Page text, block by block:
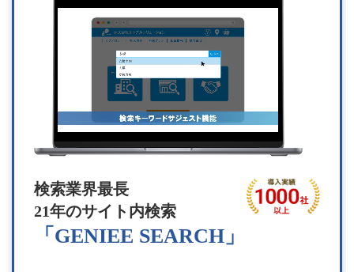
検索業界最長
21年のサイト内検索
「GENIEE SEARCH」